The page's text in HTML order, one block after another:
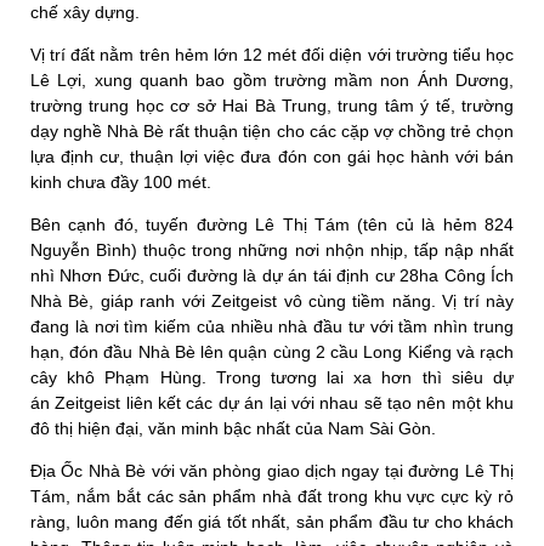
chế xây dựng.
Vị trí đất nằm trên hẻm lớn 12 mét đối diện với trường tiểu học
Lê Lợi, xung quanh bao gồm trường mầm non Ánh Dương,
trường trung học cơ sở Hai Bà Trung, trung tâm ý tế, trường
dạy nghề Nhà Bè rất thuận tiện cho các cặp vợ chồng trẻ chọn
lựa định cư, thuận lợi việc đưa đón con gái học hành với bán
kinh chưa đầy 100 mét.
Bên cạnh đó, tuyến đường Lê Thị Tám (tên củ là hẻm 824
Nguyễn Bình) thuộc trong những nơi nhộn nhịp, tấp nập nhất
nhì Nhơn Đức, cuối đường là dự án tái định cư 28ha Công Ích
Nhà Bè, giáp ranh với Zeitgeist vô cùng tiềm năng. Vị trí này
đang là nơi tìm kiếm của nhiều nhà đầu tư với tầm nhìn trung
hạn, đón đầu Nhà Bè lên quận cùng 2 cầu Long Kiểng và rạch
cây khô Phạm Hùng. Trong tương lai xa hơn thì siêu dự
án Zeitgeist liên kết các dự án lại với nhau sẽ tạo nên một khu
đô thị hiện đại, văn minh bậc nhất của Nam Sài Gòn.
Địa Ốc Nhà Bè với văn phòng giao dịch ngay tại đường Lê Thị
Tám, nắm bắt các sản phẩm nhà đất trong khu vực cực kỳ rỏ
ràng, luôn mang đến giá tốt nhất, sản phẩm đầu tư cho khách